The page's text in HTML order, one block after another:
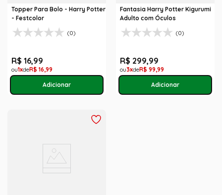
Topper Para Bolo - Harry Potter
- Festcolor
(0)
R$ 16,99
1 R$ 16,99
Fantasia Harry Potter Kigurumi
Adulto com Óculos
(0)
R$ 299,99
3 R$ 99,99